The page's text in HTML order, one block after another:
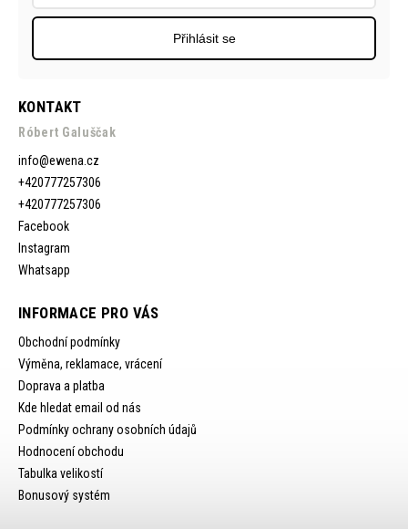
KONTAKT
Róbert Galuščak
info@ewena.cz
+420777257306
+420777257306
Facebook
Instagram
Whatsapp
INFORMACE PRO VÁS
Obchodní podmínky
Výměna, reklamace, vrácení
Doprava a platba
Kde hledat email od nás
Podmínky ochrany osobních údajů
Hodnocení obchodu
Tabulka velikostí
Bonusový systém
Přihlásit se